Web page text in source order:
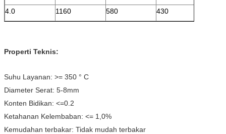
4.0
1160 580 430
Properti Teknis:
Suhu Layanan: >= 350 ° C
Diameter Serat: 5-8mm
Konten Bidikan: <=0.2
Ketahanan Kelembaban: <= 1,0%
Kemudahan terbakar: Tidak mudah terbakar